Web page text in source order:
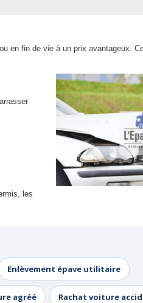
en fin de vie à un prix avantageux.
les
Enlèvement épave utilitaire
agréé Rachat voiture